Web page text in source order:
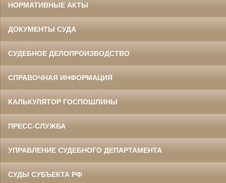
НОРМАТИВНЫЕ АКТЫ
ДОКУМЕНТЫ СУДА
СУДЕБНОЕ ДЕЛОПРОИЗВОДСТВО
СПРАВОЧНАЯ ИНФОРМАЦИЯ
КАЛЬКУЛЯТОР ГОСПОШЛИНЫ
ПРЕСС-СЛУЖБА
УПРАВЛЕНИЕ СУДЕБНОГО ДЕПАРТАМЕНТА
СУДЫ СУБЪЕКТА РФ